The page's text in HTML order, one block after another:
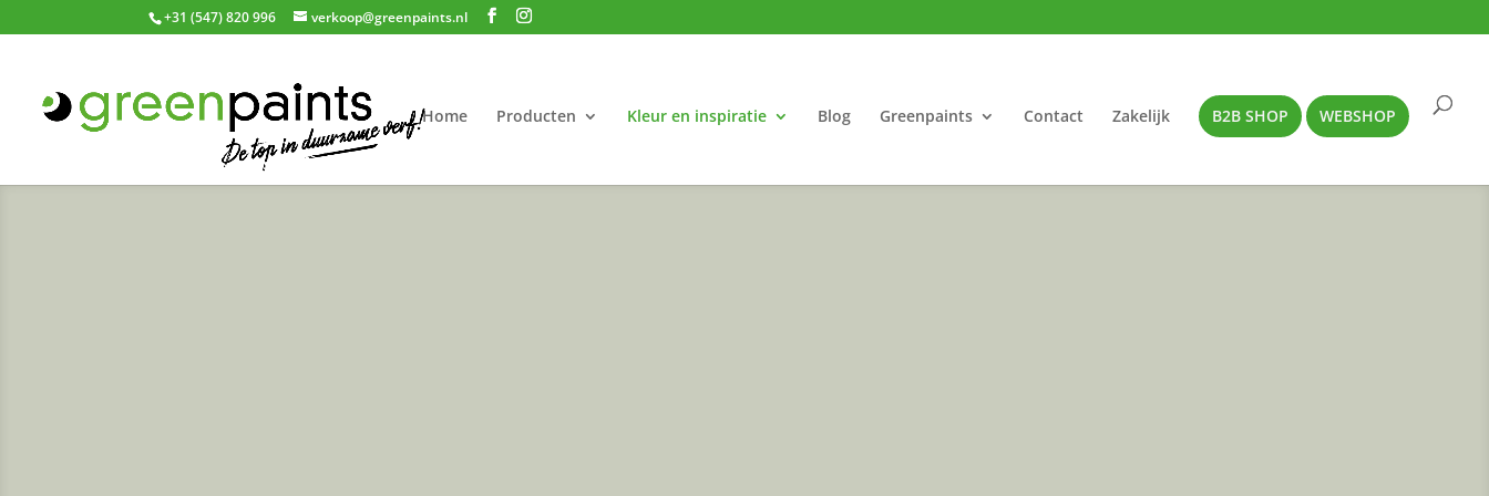
+31 (547) 820 996 verkoop@greenpaints.nl
Home Producten Kleur en inspiratie Blog Greenpaints Contact Zakelijk B2B SHOP WEBSHOP